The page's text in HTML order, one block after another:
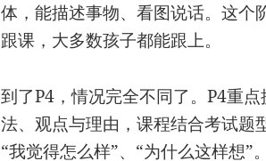
体，能描述事物、看图说话。这个
跟课，大多数孩子都能跟上。
到了P4，情况完全不同了。P4重
法、观点与理由，课程结合考试题
“我觉得怎么样”、“为什么这样想